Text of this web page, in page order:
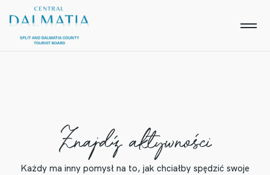
Znajdź aktywności
Każdy ma inny pomysł na to, jak chciałby spędzić swoje